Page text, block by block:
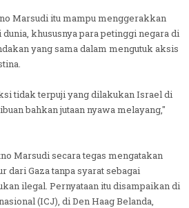
Marsudi itu mampu menggerakkan
khususnya para petinggi negara di
yang sama dalam mengutuk aksis
tidak terpuji yang dilakukan Israel di
bahkan jutaan nyawa melayang,"
Marsudi secara tegas mengatakan
dari Gaza tanpa syarat sebagai
ilegal. Pernyataan itu disampaikan di
(ICJ), di Den Haag Belanda,